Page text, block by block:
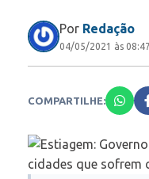
Por Redação
04/05/2021 às 08:47
COMPARTILHE: